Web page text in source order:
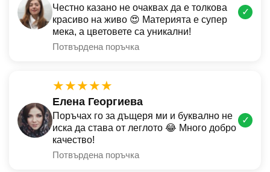
Честно казано не очаквах да е толкова
красиво на живо 😍 Материята е супер
мека, а цветовете са уникални!
Потвърдена поръчка
✓
★★★★★
Елена Георгиева
Поръчах го за дъщеря ми и буквално не
иска да става от леглото 😂 Много добро
качество!
Потвърдена поръчка
✓